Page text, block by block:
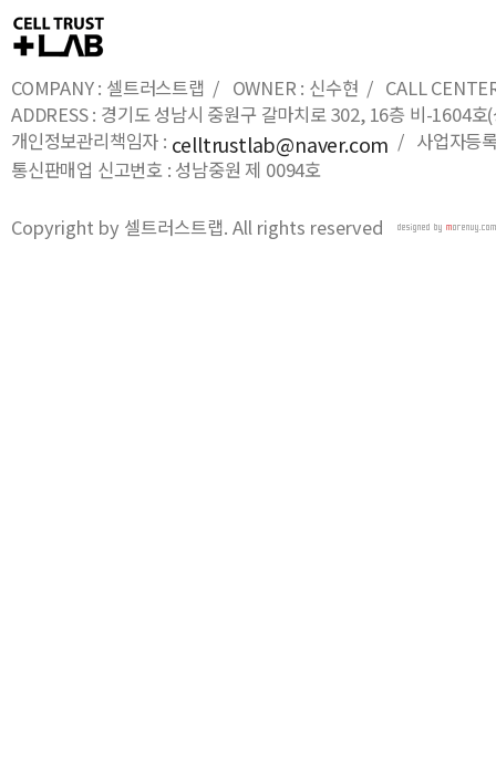
COMPANY : 셀트러스트랩 / OWNER : 신수현 / CALL
ADDRESS : 경기도 성남시 중원구 갈마치로 302, 16층 비-1604
개인정보관리책임자 : celltrustlab@naver.com / 사업자등
통신판매업 신고번호 : 성남중원 제 0094호
Copyright by 셀트러스트랩. All rights reserved